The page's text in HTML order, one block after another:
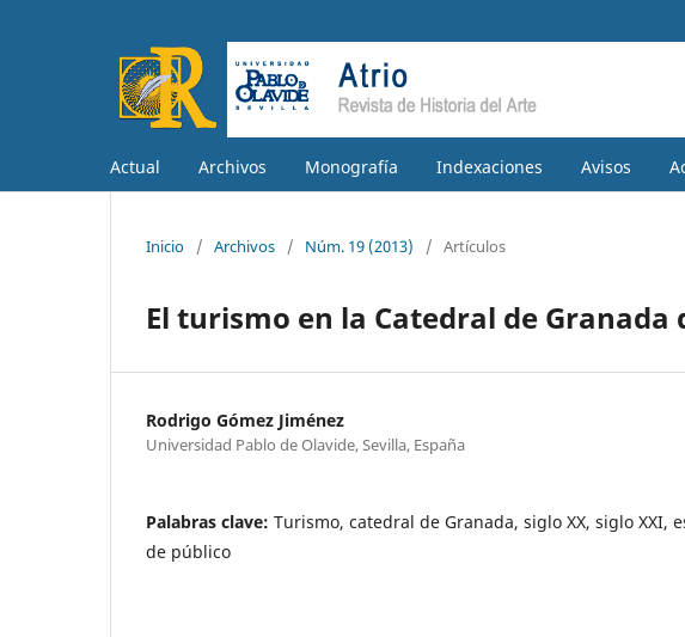
Actual Archivos Monografía Indexaciones Avisos
Inicio / Archivos / Núm. 19 (2013) / Artículos
El turismo en la Catedral de Granada
Rodrigo Gómez Jiménez
Universidad Pablo de Olavide, Sevilla, España
Palabras clave: Turismo, catedral de Granada, siglo XX, siglo XXI,
de público